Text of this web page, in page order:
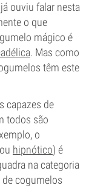
ouviu falar nesta
o que
mágico é
. Mas como
têm este
capazes de
todos são
o
hipnótico) é
na categoria
cogumelos